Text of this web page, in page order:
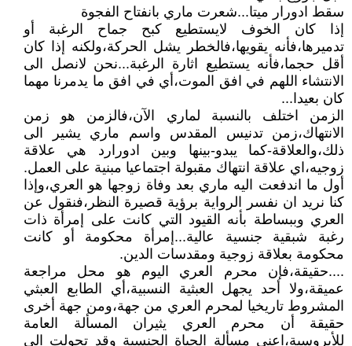
سقط ادورار ميتا...شعرت ماري بانفتاح الفجوة
إذا كان الخوف لايستطيع كبح جماح الرغبة أو
تدميرها،فأنه يقويها،فالخطر يشل الحركة،ولكنه إذا كان
أقل حجما،فأنه يستطيع اثارة الرغبة...نحن لانصل الى
الانتشاء اللهم في افق الموت،أي في افق ما يدمرنا مهما
كان بعيدا...
الزمن اختلف بالنسبة لماري الآن،فالزمن هو زمن
الانتهاك،زمن تدنيس المقدس واسم ماري يشير الى
ذلك،والعلاقة-كما يبدو-بينها وبين ادورارد هي علاقة
زوجيه،اي علاقة انتهاك مقبولة اجتماعيا مبنية على العمل.
أول ما اندفعت اليه ماري بعد وفاة زوجها هو العري،وإذا
كنا نريد ان نفسر الرواية برؤية قصيرة النظر،فنقول عن
العري وببساطة بأنه القيود التي كانت على إمرأة ذات
رغبة شبقية جنسية عالية...إمرأة محكومة أو كانت
محكومة بعلاقة زوجية ومقدسات الدين.
....حقيقة،فإن محرم العري اليوم هو محل مراجعة
عميقة،ولا أحد يجهل العبثية النسبية،أي الطابع العبثي
المشروط تاريخيا لمحرم العري من جهة،ومن جهة أخرى
حقيقة أن محرم العري يثيران المسألة العامة
للأيروسية،اعني مسألة الحياة الجنسية وقد تحولت الى